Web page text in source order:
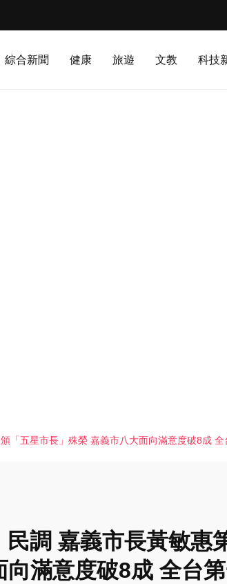
綜合新聞 健康 旅遊 文教 科技
「五星市長」殊榮 嘉義市八大面向滿意度破8成 全
調 嘉義市長黃敏惠
滿意度破8成 全台